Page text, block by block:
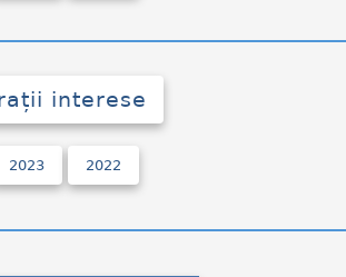
interese
2023 2022